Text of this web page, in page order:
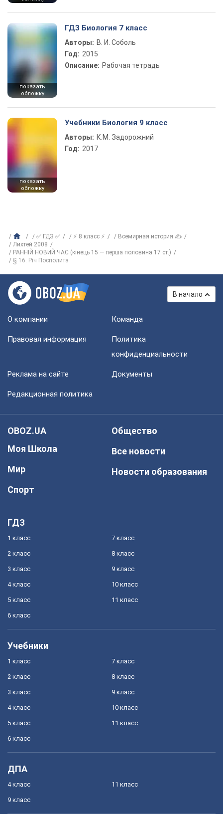
показать
обложку
ГДЗ Биология 7 класс
Авторы: В. И. Соболь
Год: 2015
Описание: Рабочая тетрадь
показать
обложку
Учебники Биология 9 класс
Авторы: К.М. Задорожний
Год: 2017
✅ ГДЗ ✅ ⚡ 8 класс ⚡
Всемирная история ✍
Лихтей 2008
РАННІЙ НОВИЙ ЧАС (кінець 15 — перша половина 17 ст.)
§ 16. Річ Посполита
В начало
О компании Команда
Правовая информация
Политика
конфиденциальности
Реклама на сайте Документы
Редакционная политика
OBOZ.UA
Моя Школа
Мир
Спорт
Общество
Все новости
Новости образования
ГДЗ
1 класс
2 класс
3 класс
4 класс
5 класс
6 класс
7 класс
8 класс
9 класс
10 класс
11 класс
Учебники
1 класс
2 класс
3 класс
4 класс
5 класс
6 класс
7 класс
8 класс
9 класс
10 класс
11 класс
ДПА
4 класс
9 класс
11 класс